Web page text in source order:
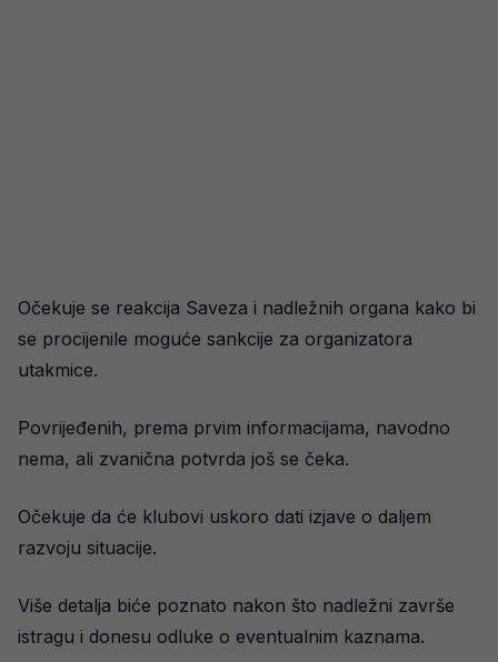
Očekuje se reakcija Saveza i nadležnih organa kako bi
se procijenile moguće sankcije za organizatora
utakmice.
Povrijeđenih, prema prvim informacijama, navodno
nema, ali zvanična potvrda još se čeka.
Očekuje da će klubovi uskoro dati izjave o daljem
razvoju situacije.
Više detalja biće poznato nakon što nadležni završe
istragu i donesu odluke o eventualnim kaznama.